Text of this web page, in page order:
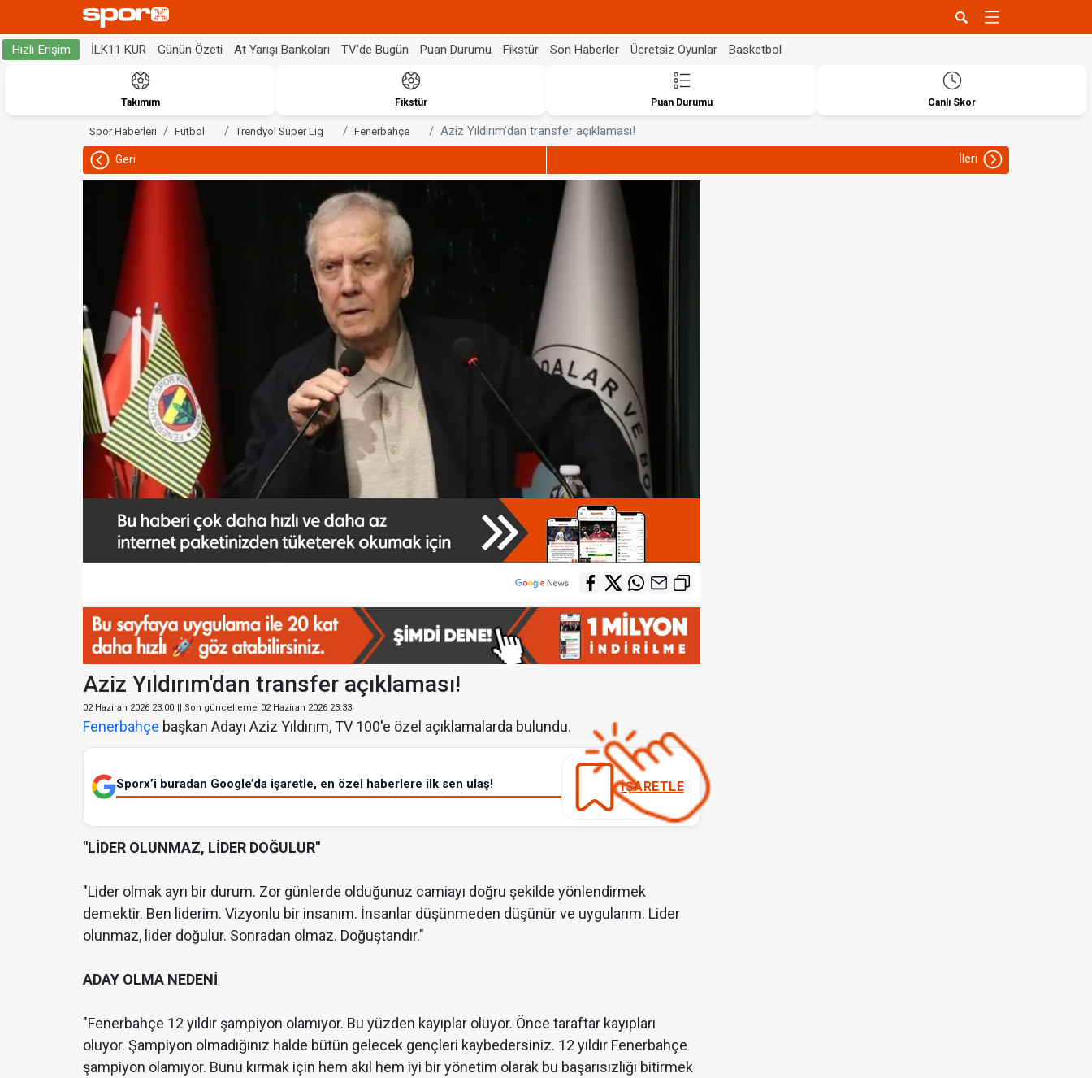
Hızlı Erişim İLK11 KUR Günün Özeti At Yarışı Bankoları TV'de Bugün Puan Durumu Fikstür Son Haberler Ücretsiz Oyunlar Basketbol
Takımım Fikstür Puan Durumu Canlı Skor
Spor Haberleri Futbol Trendyol Süper Lig Fenerbahçe Aziz Yıldırım'dan transfer açıklaması!
Geri İleri
Aziz Yıldırım'dan transfer açıklaması!
02 Haziran 2026 23:00 || Son güncelleme 02 Haziran 2026 23:33
Fenerbahçe başkan Adayı Aziz Yıldırım, TV 100'e özel açıklamalarda bulundu.
Sporx’i buradan Google’da işaretle, en özel haberlere ilk sen ulaş! İŞARETLE
"LİDER OLUNMAZ, LİDER DOĞULUR"
"Lider olmak ayrı bir durum. Zor günlerde olduğunuz camiayı doğru şekilde yönlendirmek
demektir. Ben liderim. Vizyonlu bir insanım. İnsanlar düşünmeden düşünür ve uygularım. Lider
olunmaz, lider doğulur. Sonradan olmaz. Doğuştandır."
ADAY OLMA NEDENİ
"Fenerbahçe 12 yıldır şampiyon olamıyor. Bu yüzden kayıplar oluyor. Önce taraftar kayıpları
oluyor. Şampiyon olmadığınız halde bütün gelecek gençleri kaybedersiniz. 12 yıldır Fenerbahçe
şampiyon olamıyor. Bunu kırmak için hem akıl hem iyi bir yönetim olarak bu başarısızlığı bitirmek